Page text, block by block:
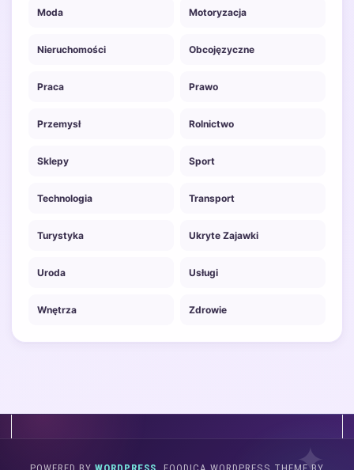
Moda Motoryzacja
Nieruchomości Obcojęzyczne
Praca Prawo
Przemysł Rolnictwo
Sklepy Sport
Technologia Transport
Turystyka Ukryte Zajawki
Uroda Usługi
Wnętrza Zdrowie